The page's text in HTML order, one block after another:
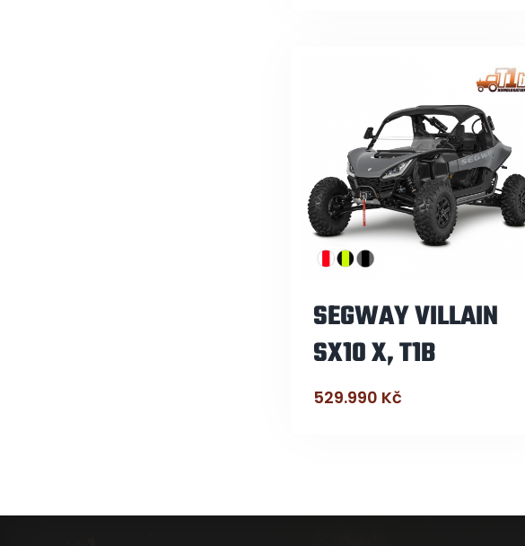
SEGWAY VILLAIN
SX10 X, T1B
529.990 Kč